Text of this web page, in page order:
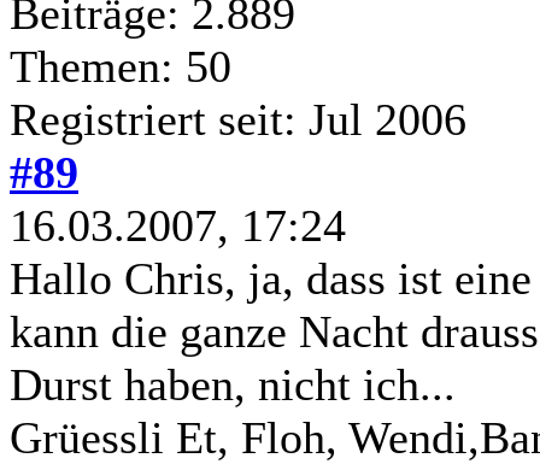
Beiträge: 2.889
Themen: 50
Registriert seit: Jul 2006
#89
16.03.2007, 17:24
Hallo Chris, ja, dass ist
kann die ganze Nacht
Durst haben, nicht ich...
Grüessli Et, Floh,